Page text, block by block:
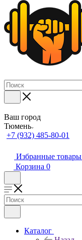
Ваш город
Тюмень
+7 (932) 485-80-01
Избранные товары
Корзина 0
Каталог